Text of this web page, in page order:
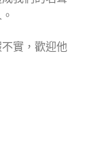
實，歡迎他